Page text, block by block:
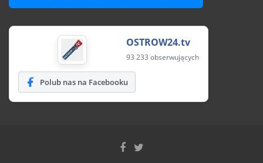
OSTROW24.tv
93 233 obserwujących
Polub nas na Facebooku